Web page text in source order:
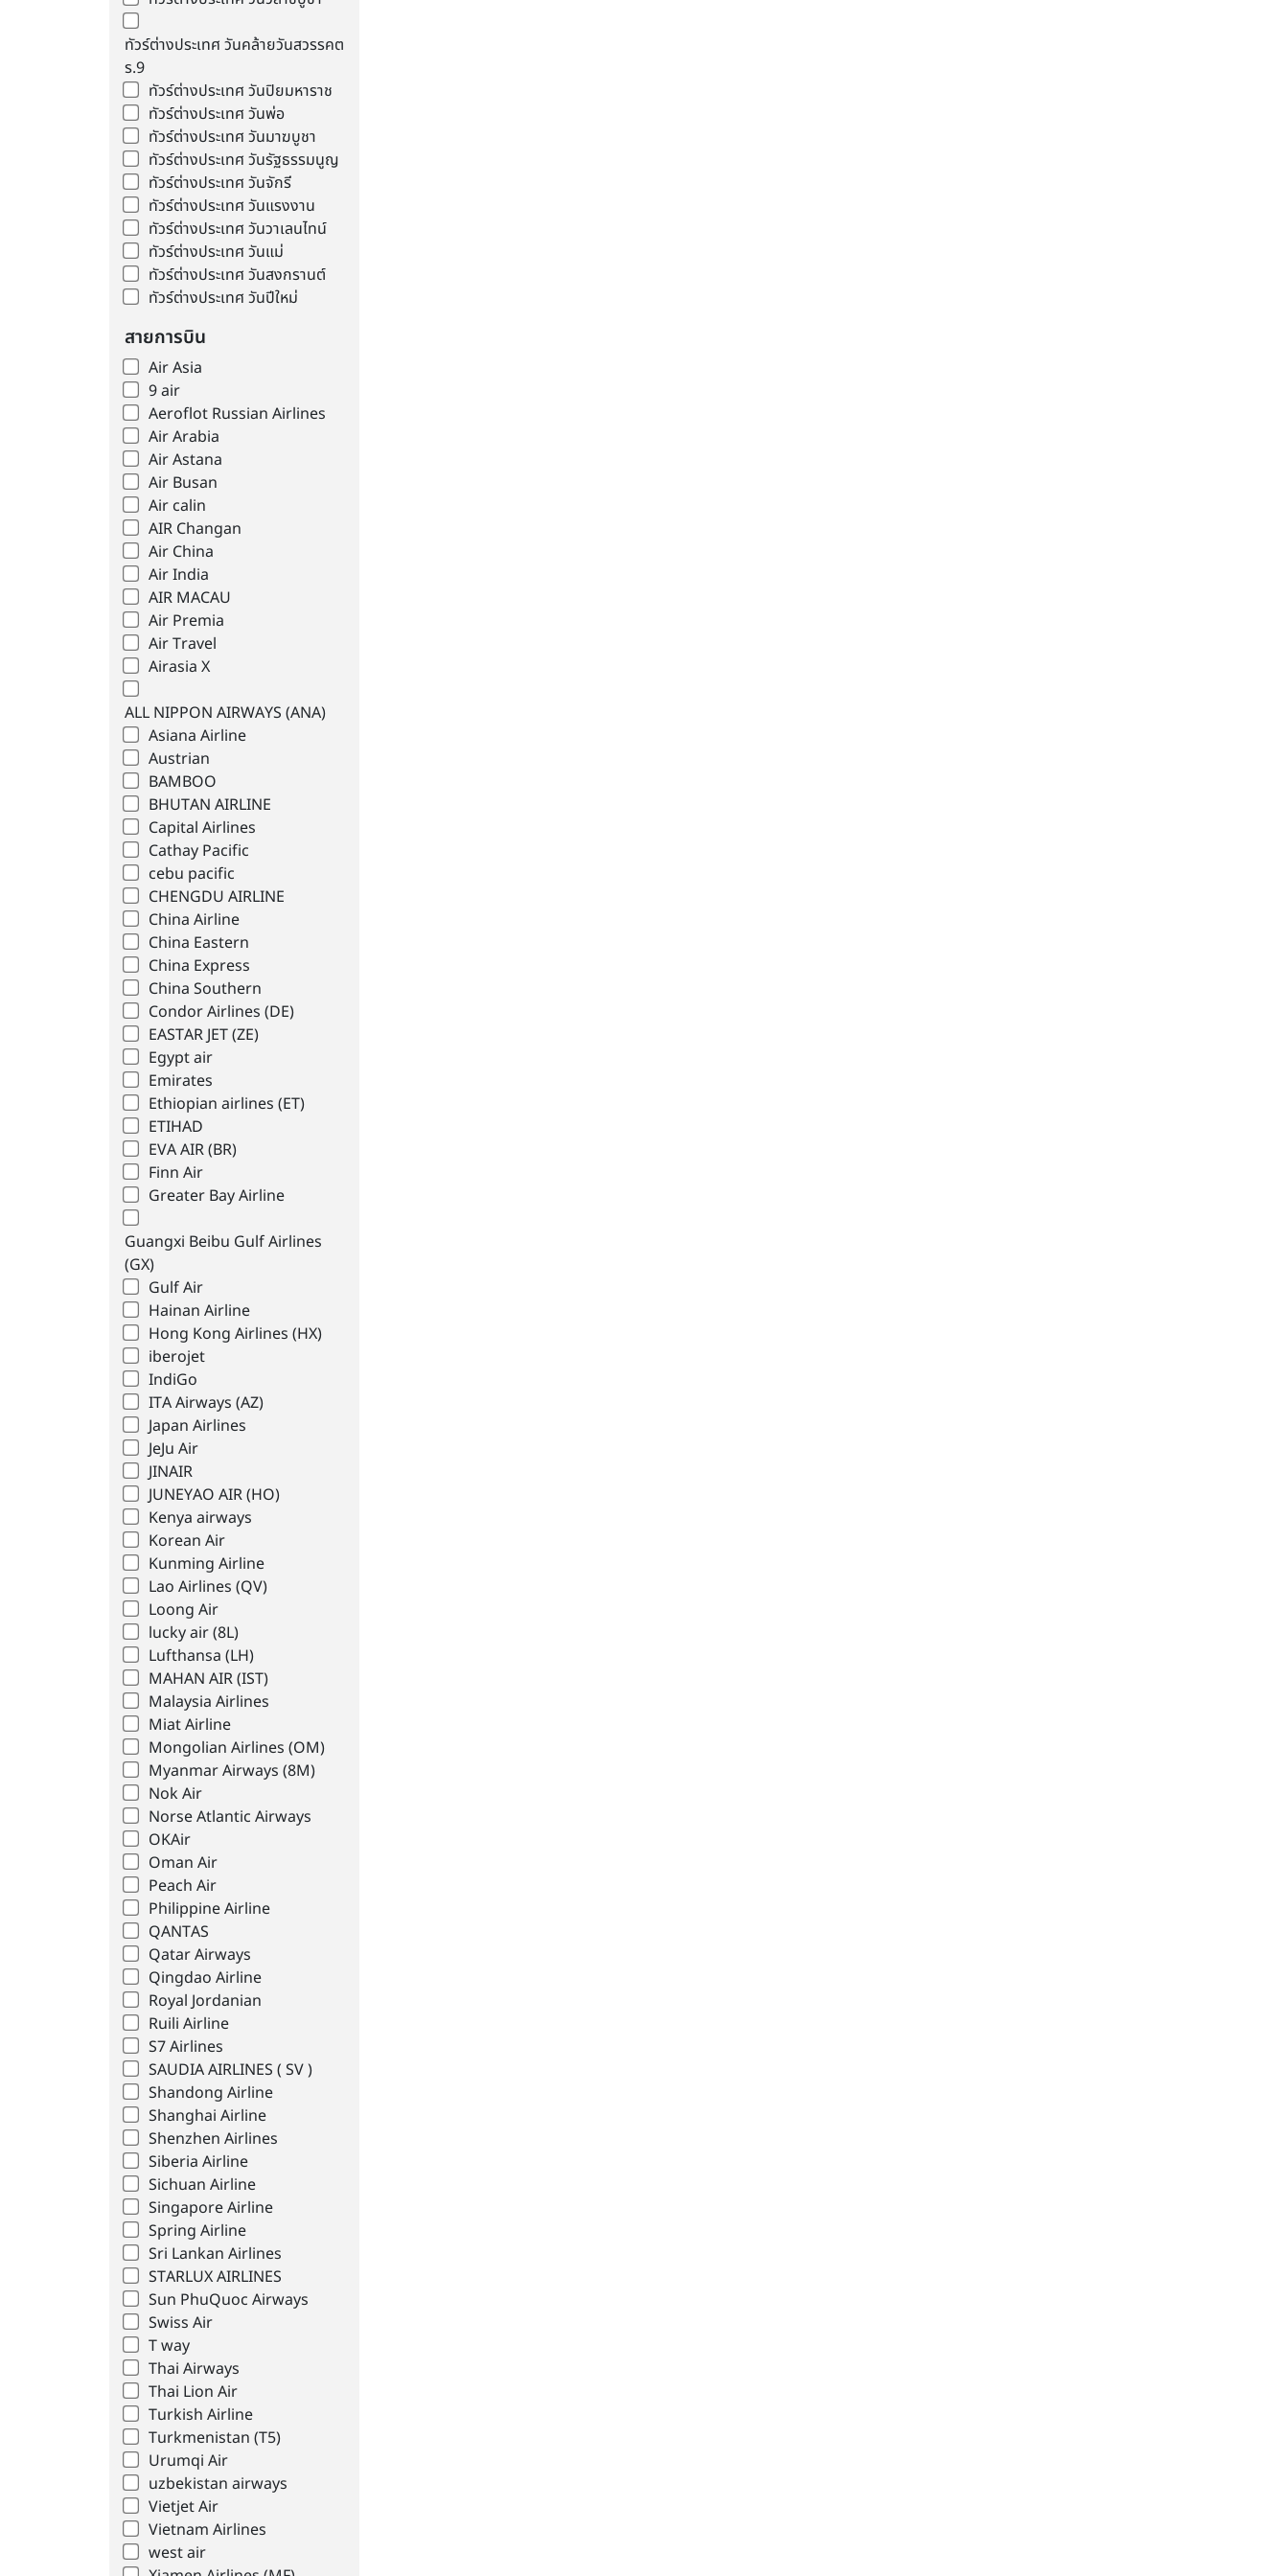
ทัวร์ต่างประเทศ วันคล้ายวันสวรรคต
ร.9
ทัวร์ต่างประเทศ วันปิยมหาราช
ทัวร์ต่างประเทศ วันพ่อ
ทัวร์ต่างประเทศ วันมาฆบูชา
ทัวร์ต่างประเทศ วันรัฐธรรมนูญ
ทัวร์ต่างประเทศ วันจักรี
ทัวร์ต่างประเทศ วันแรงงาน
ทัวร์ต่างประเทศ วันวาเลนไทน์
ทัวร์ต่างประเทศ วันแม่
ทัวร์ต่างประเทศ วันสงกรานต์
ทัวร์ต่างประเทศ วันปีใหม่
สายการบิน
Air Asia
9 air
Aeroflot Russian Airlines
Air Arabia
Air Astana
Air Busan
Air calin
AIR Changan
Air China
Air India
AIR MACAU
Air Premia
Air Travel
Airasia X
ALL NIPPON AIRWAYS (ANA)
Asiana Airline
Austrian
BAMBOO
BHUTAN AIRLINE
Capital Airlines
Cathay Pacific
cebu pacific
CHENGDU AIRLINE
China Airline
China Eastern
China Express
China Southern
Condor Airlines (DE)
EASTAR JET (ZE)
Egypt air
Emirates
Ethiopian airlines (ET)
ETIHAD
EVA AIR (BR)
Finn Air
Greater Bay Airline
Guangxi Beibu Gulf Airlines
(GX)
Gulf Air
Hainan Airline
Hong Kong Airlines (HX)
iberojet
IndiGo
ITA Airways (AZ)
Japan Airlines
JeJu Air
JINAIR
JUNEYAO AIR (HO)
Kenya airways
Korean Air
Kunming Airline
Lao Airlines (QV)
Loong Air
lucky air (8L)
Lufthansa (LH)
MAHAN AIR (IST)
Malaysia Airlines
Miat Airline
Mongolian Airlines (OM)
Myanmar Airways (8M)
Nok Air
Norse Atlantic Airways
OKAir
Oman Air
Peach Air
Philippine Airline
QANTAS
Qatar Airways
Qingdao Airline
Royal Jordanian
Ruili Airline
S7 Airlines
SAUDIA AIRLINES ( SV )
Shandong Airline
Shanghai Airline
Shenzhen Airlines
Siberia Airline
Sichuan Airline
Singapore Airline
Spring Airline
Sri Lankan Airlines
STARLUX AIRLINES
Sun PhuQuoc Airways
Swiss Air
T way
Thai Airways
Thai Lion Air
Turkish Airline
Turkmenistan (T5)
Urumqi Air
uzbekistan airways
Vietjet Air
Vietnam Airlines
west air